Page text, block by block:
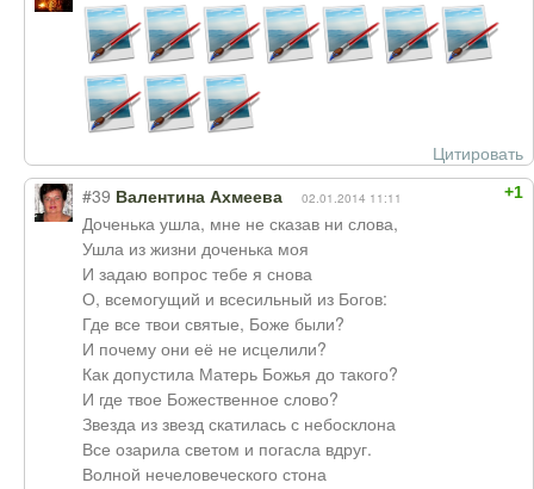
Цитировать
+1
#39 Валентина Ахмеева 02.01.2014 11:11
Доченька ушла, мне не сказав ни слова,
Ушла из жизни доченька моя
И задаю вопрос тебе я снова
О, всемогущий и всесильный из Богов:
Где все твои святые, Боже были?
И почему они её не исцелили?
Как допустила Матерь Божья до такого?
И где твое Божественное слово?
Звезда из звезд скатилась с небосклона
Все озарила светом и погасла вдруг.
Волной нечеловеческого стона